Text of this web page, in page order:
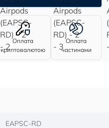
Оплата
криптовалютою
Оплата
частинами
EAPSC-RD